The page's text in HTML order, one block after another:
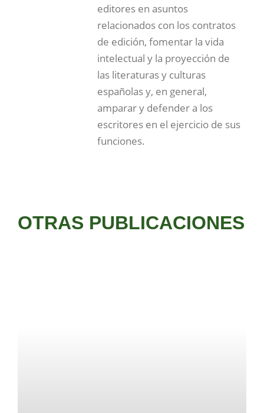
editores en asuntos
relacionados con los contratos
de edición, fomentar la vida
intelectual y la proyección de
las literaturas y culturas
españolas y, en general,
amparar y defender a los
escritores en el ejercicio de sus
funciones.
OTRAS PUBLICACIONES